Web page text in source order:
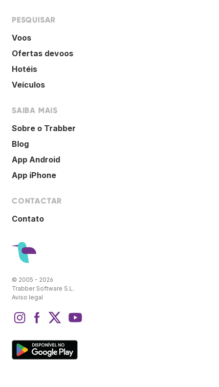
PESQUISAR
Voos
Ofertas devoos
Hotéis
Veículos
SAIBA MAIS
Sobre o Trabber
Blog
App Android
App iPhone
CONTACTAR
Contato
© 2005 - 2026
Trabber Software S.L.
Aviso legal